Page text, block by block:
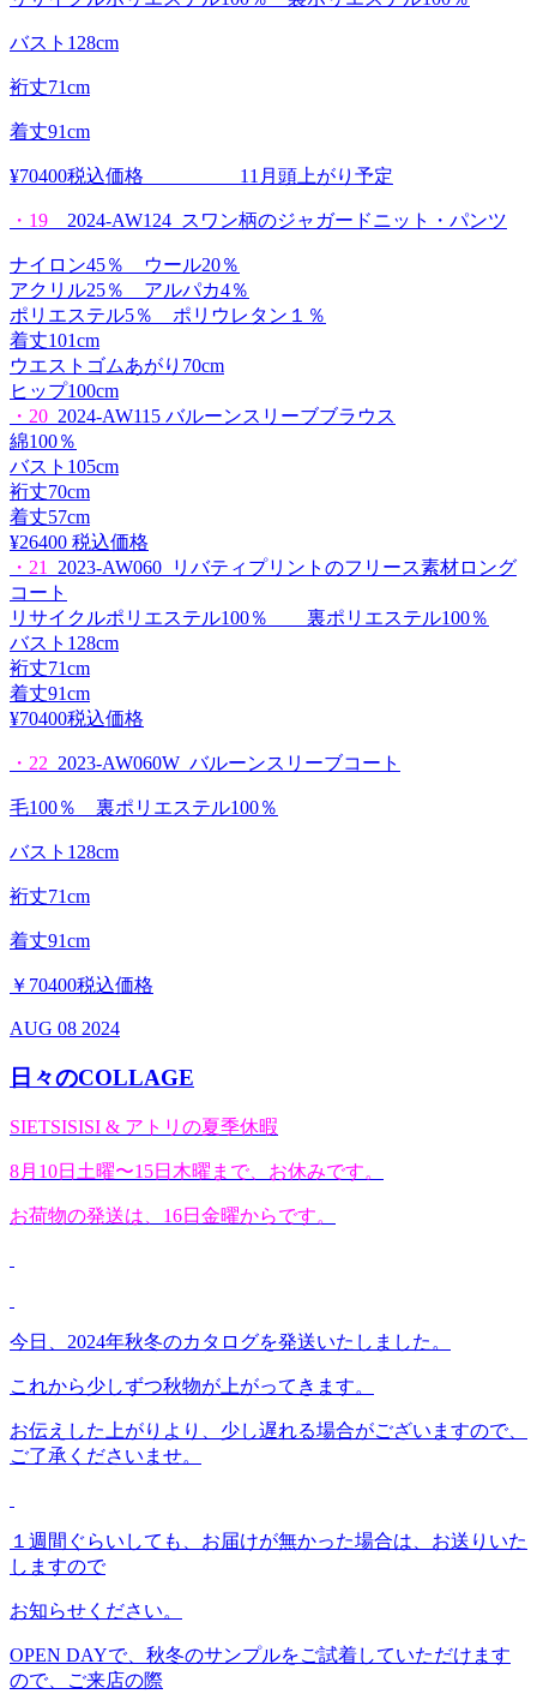
バスト128cm
裄丈71cm
着丈91cm
¥70400税込価格 11月頭上がり予定
・19 2024-AW124 スワン柄のジャガードニット・パンツ
ナイロン45％ ウール20％
アクリル25％ アルパカ4％
ポリエステル5％ ポリウレタン１％
着丈101cm
ウエストゴムあがり70cm
ヒップ100cm
・20 2024-AW115 バルーンスリーブブラウス
綿100％
バスト105cm
裄丈70cm
着丈57cm
¥26400 税込価格
・21
2023-AW060 リバティプリントのフリース素材ロング
コート
リサイクルポリエステル100％ 裏ポリエステル100％
バスト128cm
裄丈71cm
着丈91cm
¥70400税込価格
・22 2023-AW060W バルーンスリーブコート
毛100％ 裏ポリエステル100％
バスト128cm
裄丈71cm
着丈91cm
￥70400税込価格
AUG 08 2024
日々のCOLLAGE
SIETSISISI & アトリの夏季休暇
8月10日土曜〜15日木曜まで、お休みです。
お荷物の発送は、16日金曜からです。
今日、2024年秋冬のカタログを発送いたしました。
これから少しずつ秋物が上がってきます。
お伝えした上がりより、少し遅れる場合がございますので、
ご了承くださいませ。
１週間ぐらいしても、お届けが無かった場合は、お送りいた
しますので
お知らせください。
OPEN DAYで、秋冬のサンプルをご試着していただけます
ので、ご来店の際